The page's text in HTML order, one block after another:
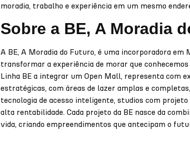
moradia, trabalho e experiência em um mesmo
Sobre a BE, A Moradia
A BE, A Moradia do Futuro, é uma incorporadora em
transformar a experiência de morar que
Linha BE a integrar um Open Mall, representa com
estratégicas, com áreas de lazer amplas e
tecnologia de acesso inteligente, studios com
alta rentabilidade. Cada projeto da BE nasce da
vida, criando empreendimentos que antecipam o